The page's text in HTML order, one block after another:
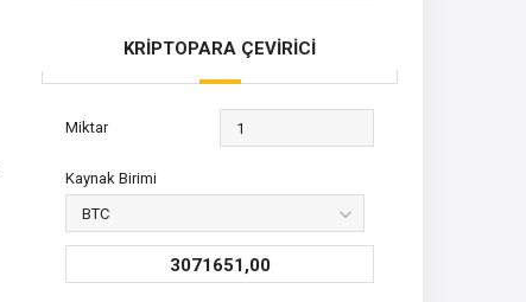
KRİPTOPARA ÇEVİRİCİ
Miktar
Kaynak Birimi
3071651,00